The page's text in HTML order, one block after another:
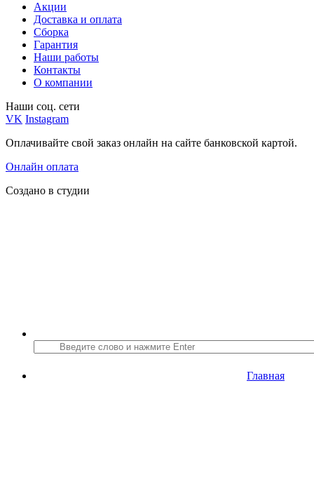
Акции
Доставка и оплата
Сборка
Гарантия
Наши работы
Контакты
О компании
Наши соц. сети
VK Instagram
Оплачивайте свой заказ онлайн на сайте банковской картой.
Онлайн оплата
Создано в студии
Главная